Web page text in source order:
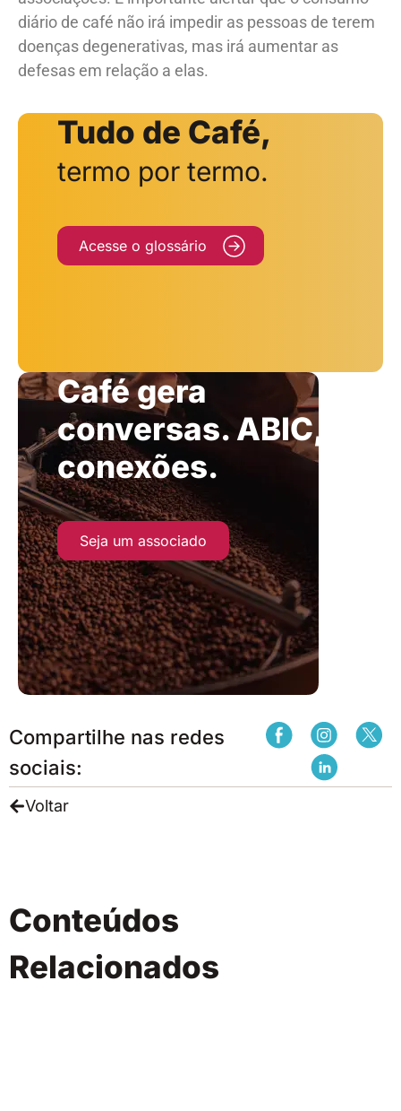
diário de café não irá impedir as pessoas de terem
doenças degenerativas, mas irá aumentar as
defesas em relação a elas.
Tudo de Café,
termo por termo.
Acesse o glossário
Café gera
conversas. ABIC,
conexões.
Seja um associado
Compartilhe nas redes
sociais:
Voltar
Conteúdos
Relacionados